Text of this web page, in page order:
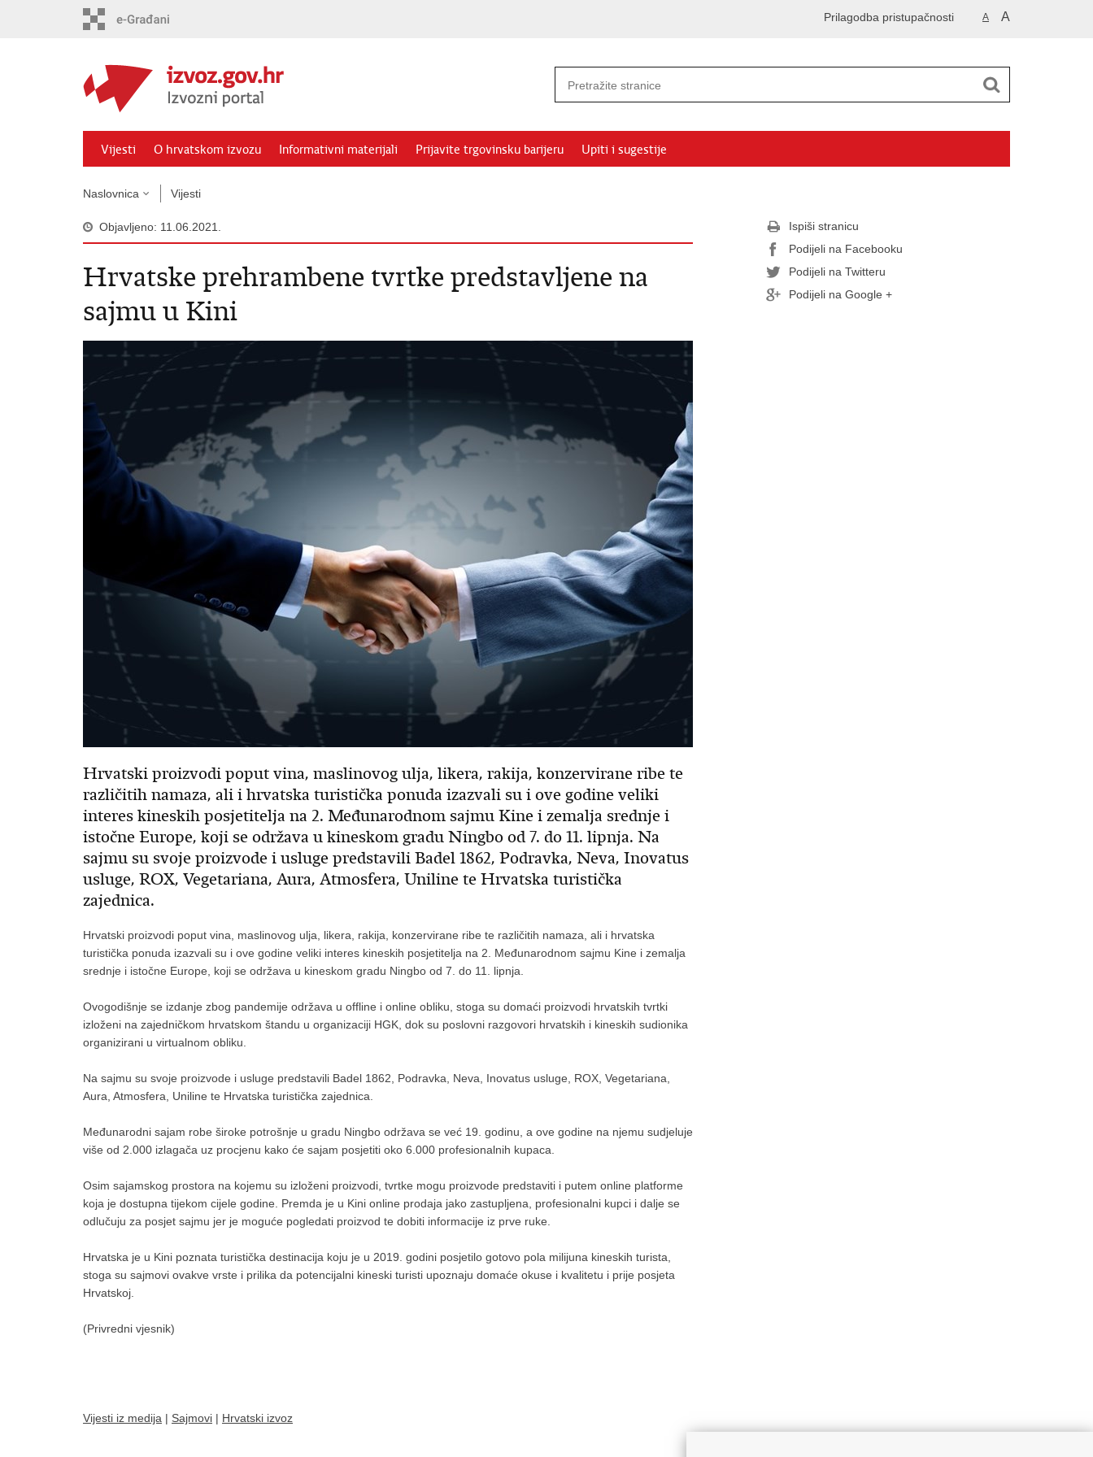
A A
Prilagodba pristupačnosti
Vijesti O hrvatskom izvozu Informativni materijali Prijavite trgovinsku barijeru Upiti i sugestije
Naslovnica Vijesti
Objavljeno: 11.06.2021.
Hrvatske prehrambene tvrtke predstavljene na
sajmu u Kini
Hrvatski proizvodi poput vina, maslinovog ulja, likera, rakija, konzervirane ribe te
različitih namaza, ali i hrvatska turistička ponuda izazvali su i ove godine veliki
interes kineskih posjetitelja na 2. Međunarodnom sajmu Kine i zemalja srednje i
istočne Europe, koji se održava u kineskom gradu Ningbo od 7. do 11. lipnja. Na
sajmu su svoje proizvode i usluge predstavili Badel 1862, Podravka, Neva, Inovatus
usluge, ROX, Vegetariana, Aura, Atmosfera, Uniline te Hrvatska turistička
zajednica.
Hrvatski proizvodi poput vina, maslinovog ulja, likera, rakija, konzervirane ribe te različitih namaza, ali i hrvatska
turistička ponuda izazvali su i ove godine veliki interes kineskih posjetitelja na 2. Međunarodnom sajmu Kine i zemalja
srednje i istočne Europe, koji se održava u kineskom gradu Ningbo od 7. do 11. lipnja.
Ovogodišnje se izdanje zbog pandemije održava u offline i online obliku, stoga su domaći proizvodi hrvatskih tvrtki
izloženi na zajedničkom hrvatskom štandu u organizaciji HGK, dok su poslovni razgovori hrvatskih i kineskih sudionika
organizirani u virtualnom obliku.
Na sajmu su svoje proizvode i usluge predstavili Badel 1862, Podravka, Neva, Inovatus usluge, ROX, Vegetariana,
Aura, Atmosfera, Uniline te Hrvatska turistička zajednica.
Međunarodni sajam robe široke potrošnje u gradu Ningbo održava se već 19. godinu, a ove godine na njemu sudjeluje
više od 2.000 izlagača uz procjenu kako će sajam posjetiti oko 6.000 profesionalnih kupaca.
Osim sajamskog prostora na kojemu su izloženi proizvodi, tvrtke mogu proizvode predstaviti i putem online platforme
koja je dostupna tijekom cijele godine. Premda je u Kini online prodaja jako zastupljena, profesionalni kupci i dalje se
odlučuju za posjet sajmu jer je moguće pogledati proizvod te dobiti informacije iz prve ruke.
Hrvatska je u Kini poznata turistička destinacija koju je u 2019. godini posjetilo gotovo pola milijuna kineskih turista,
stoga su sajmovi ovakve vrste i prilika da potencijalni kineski turisti upoznaju domaće okuse i kvalitetu i prije posjeta
Hrvatskoj.
(Privredni vjesnik)
Vijesti iz medija | Sajmovi | Hrvatski izvoz
Ispiši stranicu
Podijeli na Facebooku
Podijeli na Twitteru
Podijeli na Google +